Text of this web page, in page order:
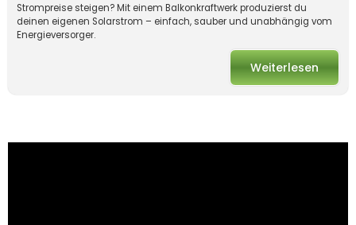
Strompreise steigen? Mit einem Balkonkraftwerk produzierst du
deinen eigenen Solarstrom – einfach, sauber und unabhängig vom
Energieversorger.
Weiterlesen